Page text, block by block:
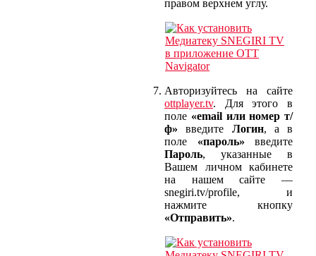
правом верхнем углу.
Авторизуйтесь на сайте
ottplayer.tv. Для этого в
поле «email или номер т/
ф» введите Логин, а в
поле «пароль» введите
Пароль, указанные в
Вашем личном кабинете
на нашем сайте —
snegiri.tv/profile, и
нажмите кнопку
«Отправить».